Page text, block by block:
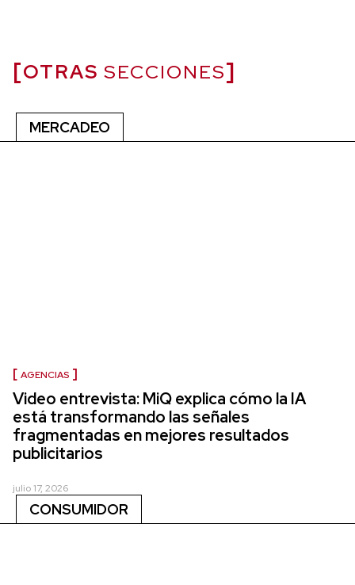
OTRAS SECCIONES
MERCADEO
AGENCIAS
Video entrevista: MiQ explica cómo la IA
está transformando las señales
fragmentadas en mejores resultados
publicitarios
julio 17, 2026
CONSUMIDOR